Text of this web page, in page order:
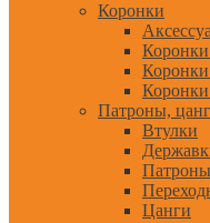
Коронки
Коронки
Патроны,
Втулки
Патроны
Цанги